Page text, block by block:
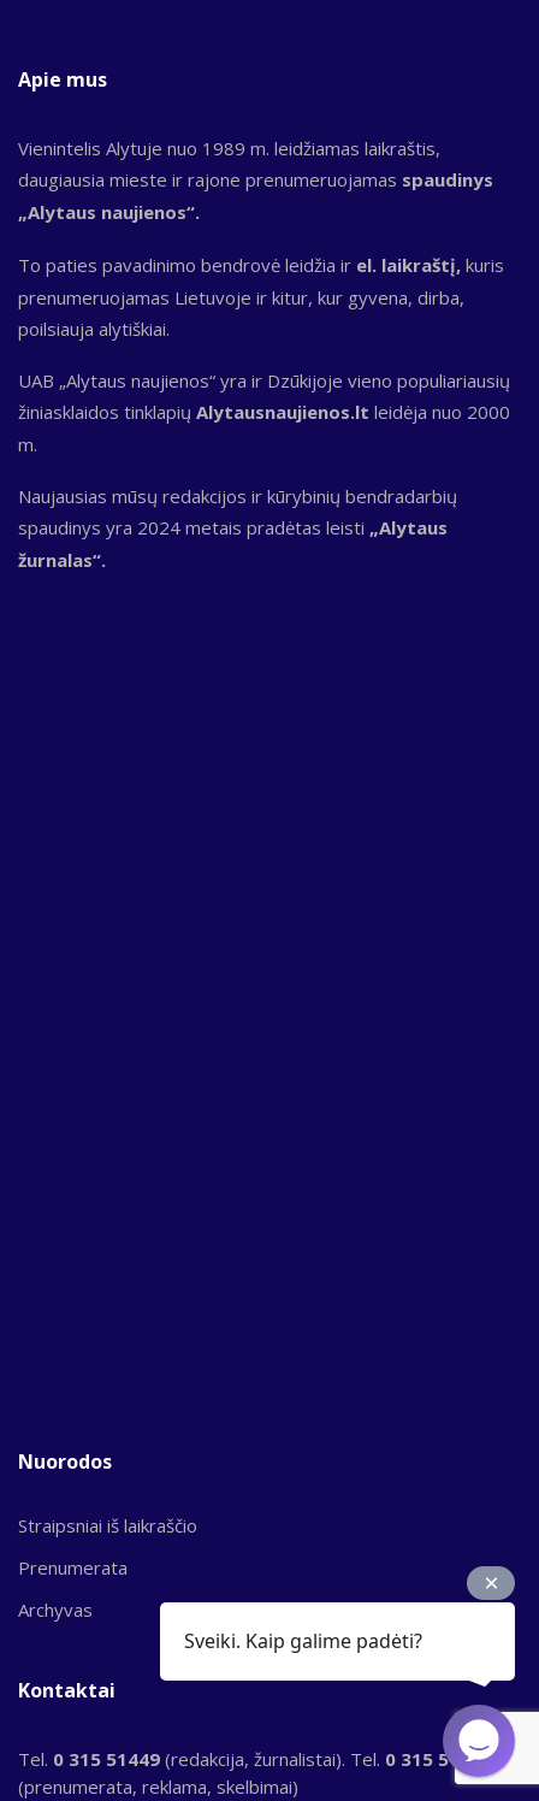
Apie mus
Vienintelis Alytuje nuo 1989 m. leidžiamas laikraštis,
daugiausia mieste ir rajone prenumeruojamas spaudinys
„Alytaus naujienos“.
To paties pavadinimo bendrovė leidžia ir el. laikraštį, kuris
prenumeruojamas Lietuvoje ir kitur, kur gyvena, dirba,
poilsiauja alytiškiai.
UAB „Alytaus naujienos“ yra ir Dzūkijoje vieno populiariausių
žiniasklaidos tinklapių Alytausnaujienos.lt leidėja nuo 2000
m.
Naujausias mūsų redakcijos ir kūrybinių bendradarbių
spaudinys yra 2024 metais pradėtas leisti „Alytaus
žurnalas“.
Nuorodos
Straipsniai iš laikraščio
Prenumerata
Archyvas
Kontaktai
Tel. 0 315 51449 (redakcija, žurnalistai). Tel. 0 315 51956
(prenumerata, reklama, skelbimai)
Sveiki. Kaip galime padėti?